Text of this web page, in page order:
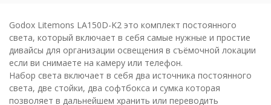
Godox Litemons LA150D-K2 это комплект постоянного
света, который включает в себя самые нужные и простие
дивайсы для организации освещения в съёмочной локации
если ви снимаете на камеру или телефон.
Набор света включает в себя два источника постоянного
света, две стойки, два софтбокса и сумка которая
позволяет в дальнейшем хранить или переводить